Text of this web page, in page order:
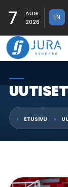
7
AUG
2026
EN
UUTISET
ETUSIVU